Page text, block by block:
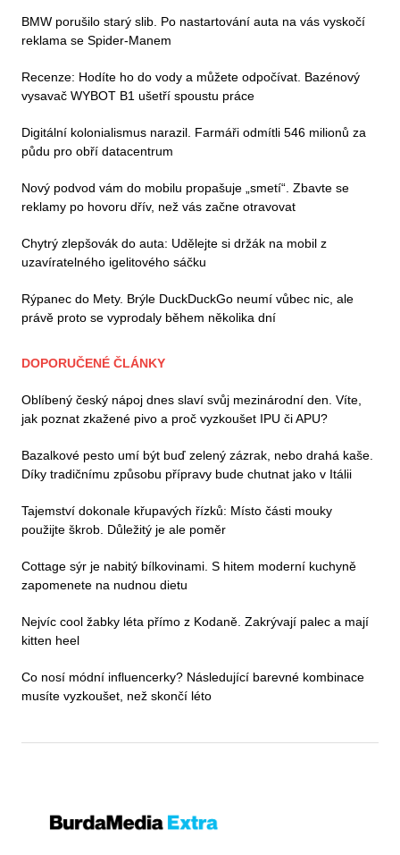
BMW porušilo starý slib. Po nastartování auta na vás vyskočí
reklama se Spider-Manem
Recenze: Hodíte ho do vody a můžete odpočívat. Bazénový
vysavač WYBOT B1 ušetří spoustu práce
Digitální kolonialismus narazil. Farmáři odmítli 546 milionů za
půdu pro obří datacentrum
Nový podvod vám do mobilu propašuje „smetí“. Zbavte se
reklamy po hovoru dřív, než vás začne otravovat
Chytrý zlepšovák do auta: Udělejte si držák na mobil z
uzavíratelného igelitového sáčku
Rýpanec do Mety. Brýle DuckDuckGo neumí vůbec nic, ale
právě proto se vyprodaly během několika dní
DOPORUČENÉ ČLÁNKY
Oblíbený český nápoj dnes slaví svůj mezinárodní den. Víte,
jak poznat zkažené pivo a proč vyzkoušet IPU či APU?
Bazalkové pesto umí být buď zelený zázrak, nebo drahá kaše.
Díky tradičnímu způsobu přípravy bude chutnat jako v Itálii
Tajemství dokonale křupavých řízků: Místo části mouky
použijte škrob. Důležitý je ale poměr
Cottage sýr je nabitý bílkovinami. S hitem moderní kuchyně
zapomenete na nudnou dietu
Nejvíc cool žabky léta přímo z Kodaně. Zakrývají palec a mají
kitten heel
Co nosí módní influencerky? Následující barevné kombinace
musíte vyzkoušet, než skončí léto